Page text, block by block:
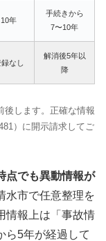
10年
手続きから
7〜10年
なし
解消後5年以
降
します。正確な情報
）に開示請求してご
点でも異動情報が
水市で任意整理を
情報上は「事故情
ら5年が経過して